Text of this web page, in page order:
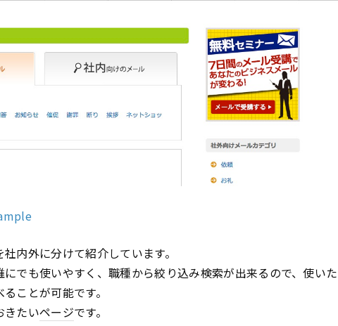
内外に分けて紹介しています。
でも使いやすく、職種から絞り込み検索が出来るので、使いた
ことが可能です。
きたいページです。